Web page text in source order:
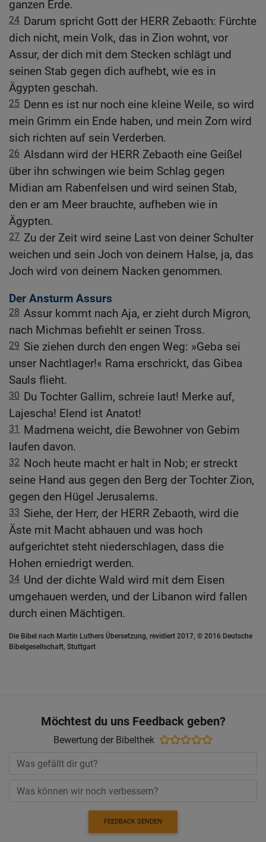
ganzen Erde.
24 Darum spricht Gott der HERR Zebaoth: Fürchte
dich nicht, mein Volk, das in Zion wohnt, vor
Assur, der dich mit dem Stecken schlägt und
seinen Stab gegen dich aufhebt, wie es in
Ägypten geschah.
25 Denn es ist nur noch eine kleine Weile, so wird
mein Grimm ein Ende haben, und mein Zorn wird
sich richten auf sein Verderben.
26 Alsdann wird der HERR Zebaoth eine Geißel
über ihn schwingen wie beim Schlag gegen
Midian am Rabenfelsen und wird seinen Stab,
den er am Meer brauchte, aufheben wie in
Ägypten.
27 Zu der Zeit wird seine Last von deiner Schulter
weichen und sein Joch von deinem Halse, ja, das
Joch wird von deinem Nacken genommen.
Der Ansturm Assurs
28 Assur kommt nach Aja, er zieht durch Migron,
nach Michmas befiehlt er seinen Tross.
29 Sie ziehen durch den engen Weg: »Geba sei
unser Nachtlager!« Rama erschrickt, das Gibea
Sauls flieht.
30 Du Tochter Gallim, schreie laut! Merke auf,
Lajescha! Elend ist Anatot!
31 Madmena weicht, die Bewohner von Gebim
laufen davon.
32 Noch heute macht er halt in Nob; er streckt
seine Hand aus gegen den Berg der Tochter Zion,
gegen den Hügel Jerusalems.
33 Siehe, der Herr, der HERR Zebaoth, wird die
Äste mit Macht abhauen und was hoch
aufgerichtet steht niederschlagen, dass die
Hohen erniedrigt werden.
34 Und der dichte Wald wird mit dem Eisen
umgehauen werden, und der Libanon wird fallen
durch einen Mächtigen.
Die Bibel nach Martin Luthers Übersetzung, revidiert 2017, © 2016 Deutsche
Bibelgesellschaft, Stuttgart
Möchtest du uns Feedback geben?
Bewertung der Bibelthek
FEEDBACK SENDEN